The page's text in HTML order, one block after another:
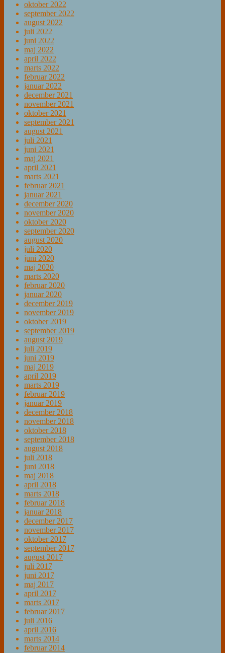
oktober 2022
september 2022
august 2022
juli 2022
juni 2022
maj 2022
april 2022
marts 2022
februar 2022
januar 2022
december 2021
november 2021
oktober 2021
september 2021
august 2021
juli 2021
juni 2021
maj 2021
april 2021
marts 2021
februar 2021
januar 2021
december 2020
november 2020
oktober 2020
september 2020
august 2020
juli 2020
juni 2020
maj 2020
marts 2020
februar 2020
januar 2020
december 2019
november 2019
oktober 2019
september 2019
august 2019
juli 2019
juni 2019
maj 2019
april 2019
marts 2019
februar 2019
januar 2019
december 2018
november 2018
oktober 2018
september 2018
august 2018
juli 2018
juni 2018
maj 2018
april 2018
marts 2018
februar 2018
januar 2018
december 2017
november 2017
oktober 2017
september 2017
august 2017
juli 2017
juni 2017
maj 2017
april 2017
marts 2017
februar 2017
juli 2016
april 2016
marts 2014
februar 2014